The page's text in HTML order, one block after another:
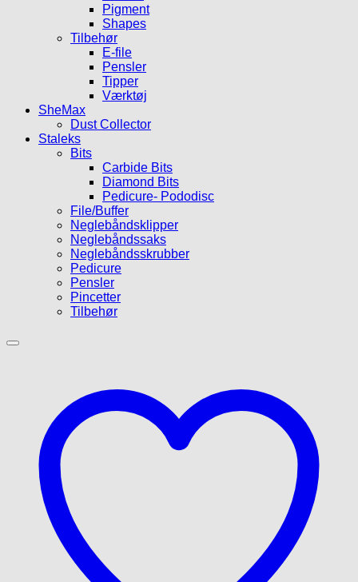
Pigment
Shapes
Tilbehør
E-file
Pensler
Tipper
Værktøj
SheMax
Dust Collector
Staleks
Bits
Carbide Bits
Diamond Bits
Pedicure- Pododisc
File/Buffer
Neglebåndsklipper
Neglebåndssaks
Neglebåndsskrubber
Pedicure
Pensler
Pincetter
Tilbehør